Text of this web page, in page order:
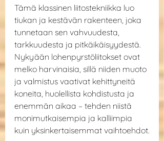
Tämä klassinen liitostekniikka luo
tiukan ja kestävän rakenteen, joka
tunnetaan sen vahvuudesta,
tarkkuudesta ja pitkäikäisyydestä.
Nykyään lohenpyrstöliitokset ovat
melko harvinaisia, sillä niiden muoto
ja valmistus vaativat kehittyneitä
koneita, huolellista kohdistusta ja
enemmän aikaa – tehden niistä
monimutkaisempia ja kalliimpia
kuin yksinkertaisemmat vaihtoehdot.